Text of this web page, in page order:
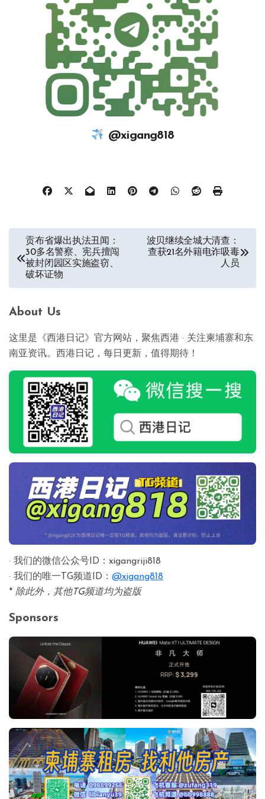
@xigang818
章
贡布省爆出执法丑闻：
30多名警察、宪兵擅闯
被封闭园区实施盗窃、
破坏证物
波贝继续全城大清查：
查获21名外籍电诈吸毒
人员
About Us
这里是《西港日记》官方网站，聚焦西港 · 关注柬埔寨和东
南亚资讯。西港日记，每日更新，值得期待！
· 我们的微信公众号ID：xigangriji818
· 我们的唯一TG频道ID： @xigang818
* 除此外，其他TG频道均为盗版
Sponsors